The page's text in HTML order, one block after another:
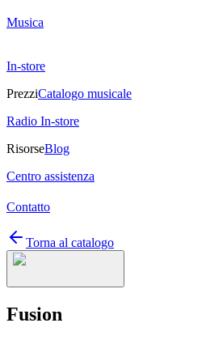
Musica
In-store
PrezziCatalogo musicale
Radio In-store
RisorseBlog
Centro assistenza
Contatto
Torna al catalogo
Fusion